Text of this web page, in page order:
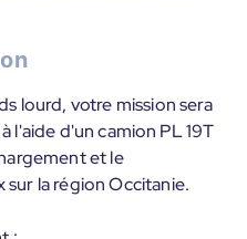
lourd, votre mission sera
l'aide d'un camion PL 19T
et le
la région Occitanie.